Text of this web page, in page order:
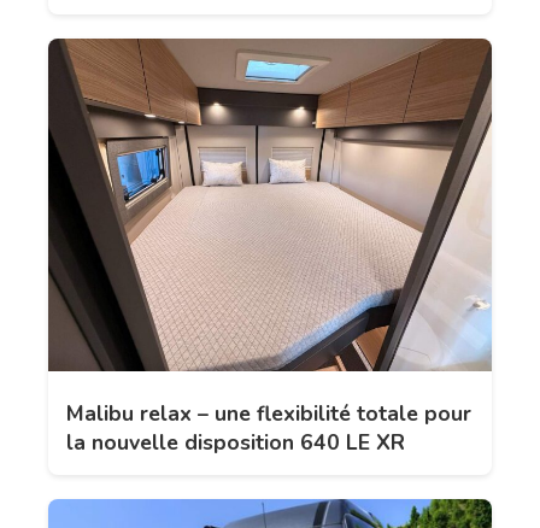
Malibu relax – une flexibilité totale pour
la nouvelle disposition 640 LE XR